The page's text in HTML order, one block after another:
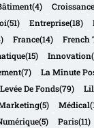
(4) Croissance
(51) Entreprise(18)
France(14) French
(15) Innovation
(7) La Minute
Levée De Fonds(79)
(5) Médical
(5) Paris(11)